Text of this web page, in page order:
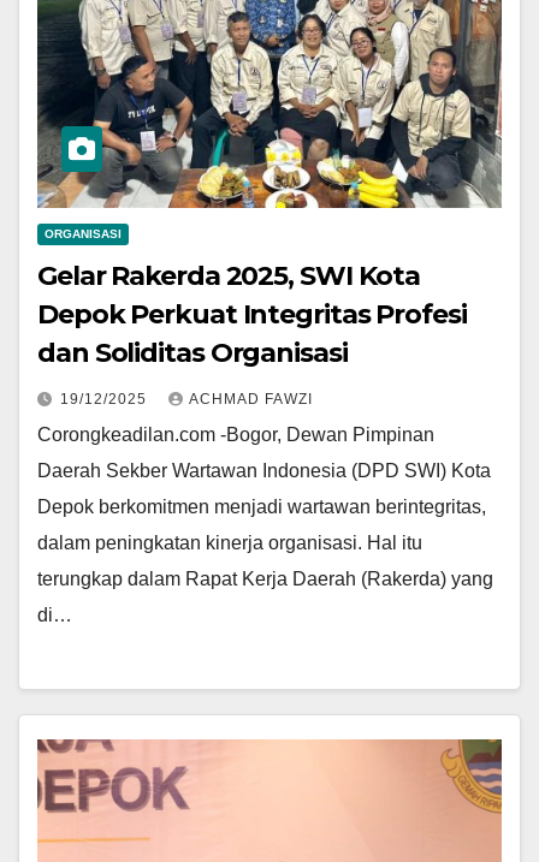
ORGANISASI
Gelar Rakerda 2025, SWI Kota
Depok Perkuat Integritas Profesi
dan Soliditas Organisasi
19/12/2025 ACHMAD FAWZI
Corongkeadilan.com -Bogor, Dewan Pimpinan
Daerah Sekber Wartawan Indonesia (DPD SWI) Kota
Depok berkomitmen menjadi wartawan berintegritas,
dalam peningkatan kinerja organisasi. Hal itu
terungkap dalam Rapat Kerja Daerah (Rakerda) yang
di…